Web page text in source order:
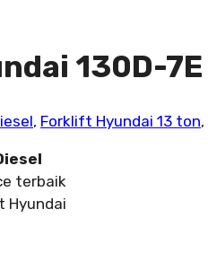
130D-7E
, Forklift Hyundai 13 ton,
terbaik
Hyundai